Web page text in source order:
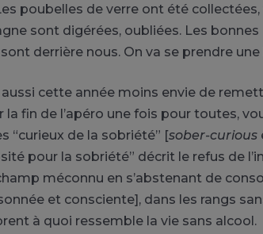
poubelles de verre ont été collectées,
sont digérées, oubliées. Les bonnes
derrière nous. On va se prendre une
cette année moins envie de
fin de l’apéro une fois pour toutes,
“curieux de la sobriété” [sober-curious
pour la sobriété” décrit le refus de
méconnu en s’abstenant de
et consciente], dans les rangs
à quoi ressemble la vie sans alcool.